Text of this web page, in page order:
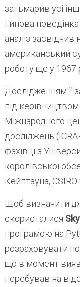
затьмарив усі
типова
аналіз
американський
роботу ще у 1967
Дослідженням 2
під
Міжнародного
досліджень
фахівці з
королівської
Кейптауна,
Щоб визначити
скористалися
програмою на
розраховувати
що в момент
перебував на